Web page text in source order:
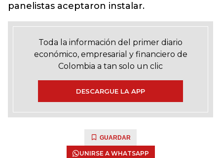
panelistas aceptaron instalar.
Toda la información del primer diario
económico, empresarial y financiero de
Colombia a tan solo un clic
DESCARGUE LA APP
GUARDAR
UNIRSE A WHATSAPP